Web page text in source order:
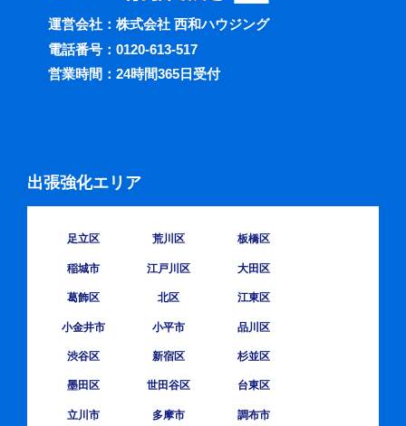
運営会社：株式会社 西和ハウジング
電話番号： 0120-613-517
営業時間：24時間365日受付
出張強化エリア
足立区 荒川区 板橋区
稲城市 江戸川区 大田区
葛飾区 北区 江東区
小金井市 小平市 品川区
渋谷区 新宿区 杉並区
墨田区 世田谷区 台東区
立川市 多摩市 調布市